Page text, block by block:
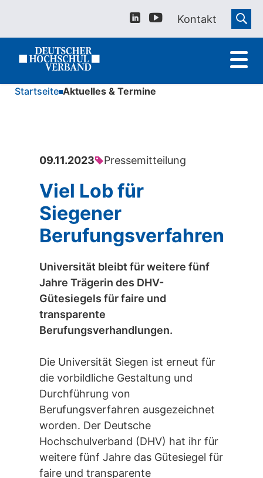
Kontakt
Startseite Aktuelles & Termine
09.11.2023 Pressemitteilung
Viel Lob für
Siegener
Berufungsverfahren
Universität bleibt für weitere fünf
Jahre Trägerin des DHV-
Gütesiegels für faire und
transparente
Berufungsverhandlungen.
Die Universität Siegen ist erneut für
die vorbildliche Gestaltung und
Durchführung von
Berufungsverfahren ausgezeichnet
worden. Der Deutsche
Hochschulverband (DHV) hat ihr für
weitere fünf Jahre das Gütesiegel für
faire und transparente